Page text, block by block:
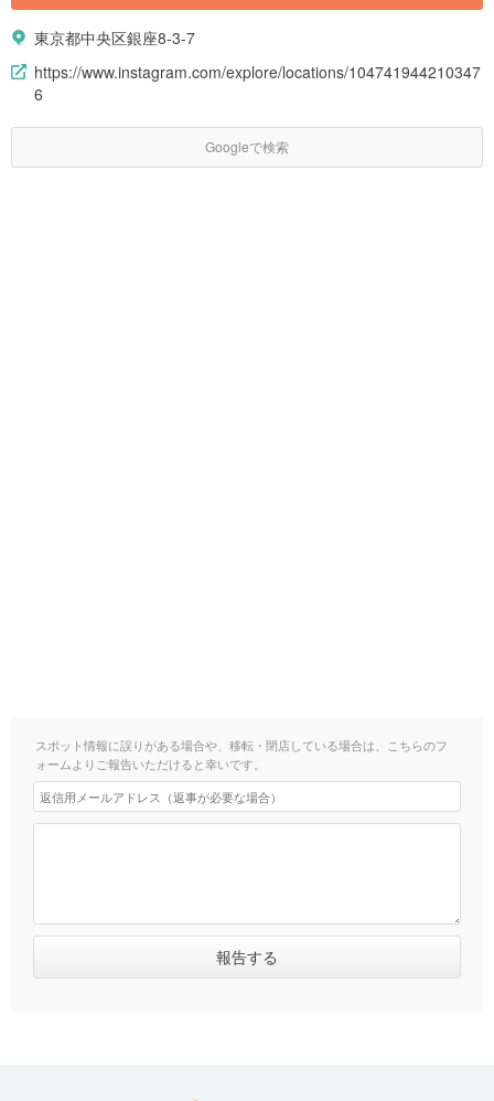
東京都中央区銀座8-3-7
https://www.instagram.com/explore/locations/104741944210347
6
Googleで検索
スポット情報に誤りがある場合や、移転・閉店している場合は、こちらのフ
ォームよりご報告いただけると幸いです。